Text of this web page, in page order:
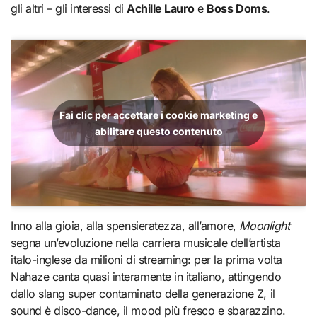
gli altri – gli interessi diAchille Lauroe Boss Doms.
Fai clic per accettare i cookie marketing e
abilitare questo contenuto
Inno alla gioia, alla spensieratezza, all’amore, Moonlight
segna un’evoluzione nella carriera musicale dell’artista
italo-inglese da milioni di streaming: per la prima volta
Nahaze canta quasi interamente in italiano, attingendo
dallo slang super contaminato della generazione Z, il
sound è disco-dance, il mood più fresco e sbarazzino.